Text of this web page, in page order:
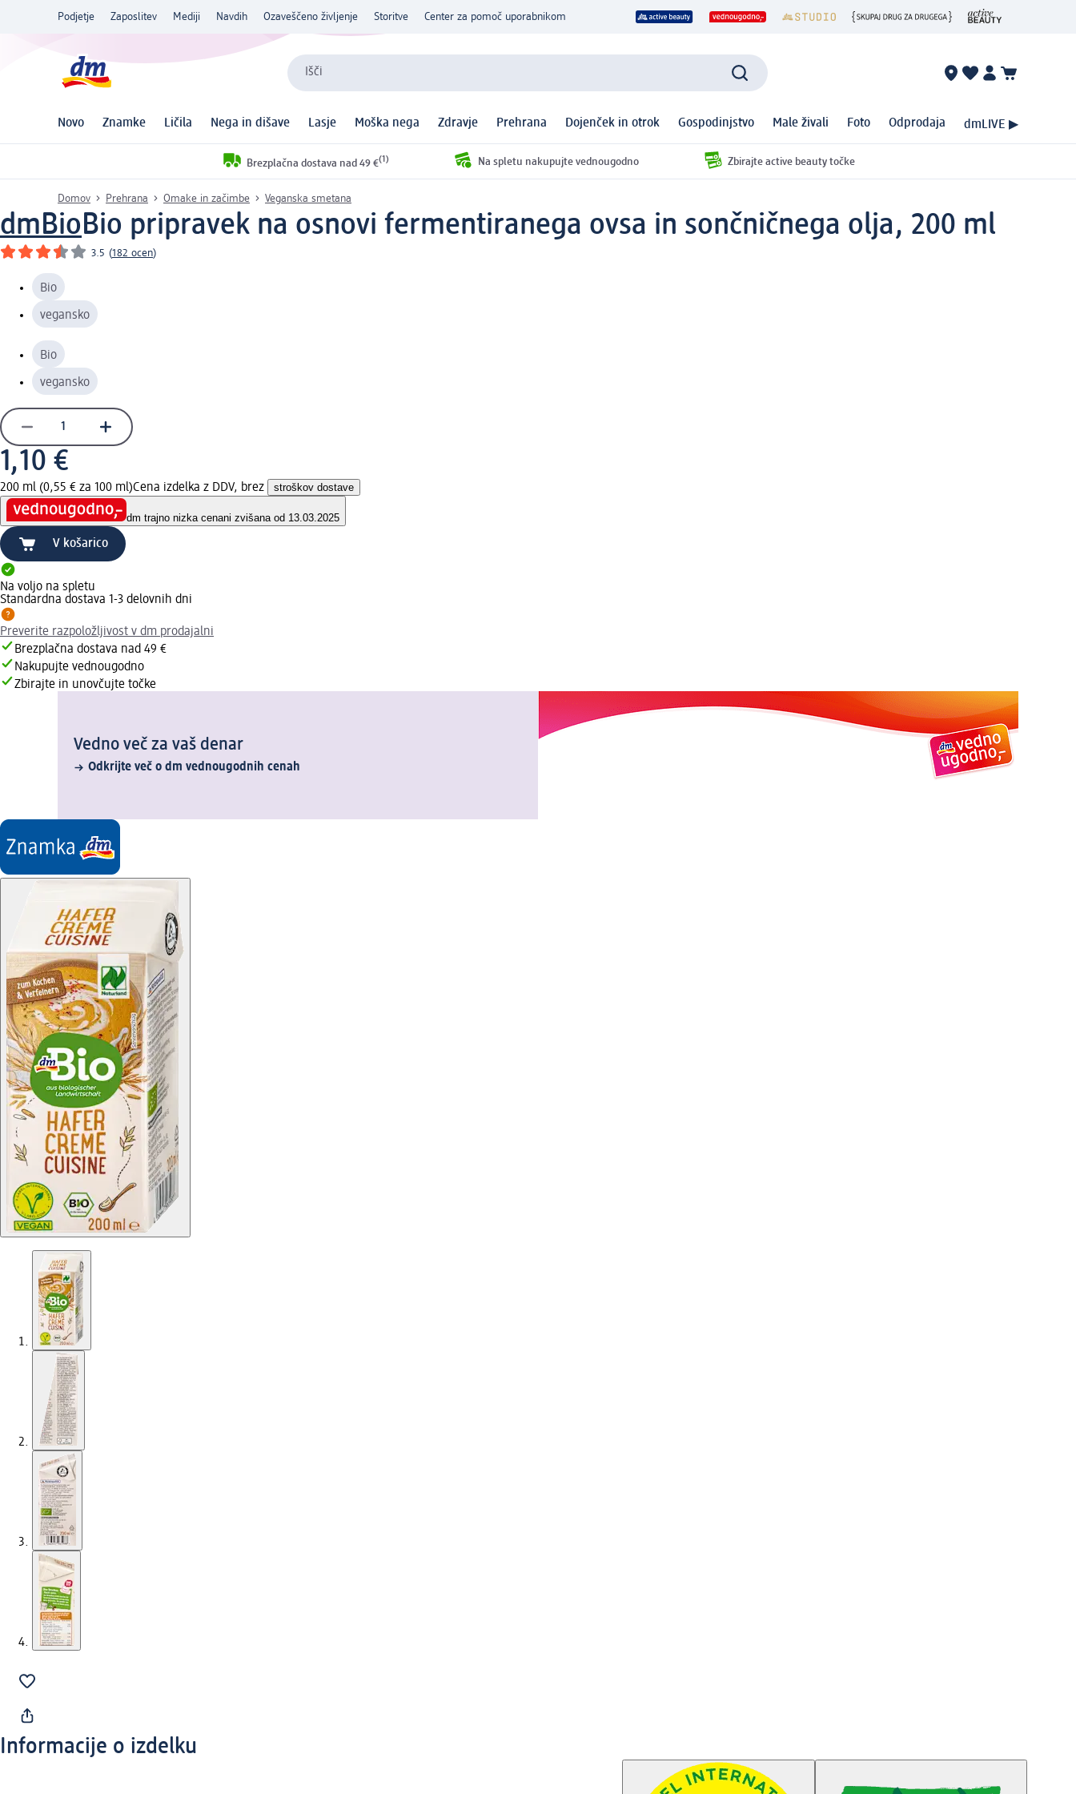
Podjetje Zaposlitev Mediji Navdih Ozaveščeno življenje Storitve Center za pomoč uporabnikom
Išči
Novo Znamke Ličila Nega in dišave Lasje Moška nega Zdravje Prehrana Dojenček in otrok Gospodinjstvo Male živali Foto Odprodaja dmLIVE ▶
Brezplačna dostava nad 49 €(1) Na spletu nakupujte vednougodno Zbirajte active beauty točke
Domov Prehrana Omake in začimbe Veganska smetana
dmBioBio pripravek na osnovi fermentiranega ovsa in sončničnega olja, 200 ml
3.5 (182 ocen)
Bio
vegansko
Bio
vegansko
1,10 €
200 ml (0,55 € za 100 ml)Cena izdelka z DDV, brez stroškov dostave
dm trajno nizka cenani zvišana od 13.03.2025
V košarico
Na voljo na spletu
Standardna dostava 1-3 delovnih dni
Preverite razpoložljivost v dm prodajalni
Brezplačna dostava nad 49 €
Nakupujte vednougodno
Zbirajte in unovčujte točke
Vedno več za vaš denar
Odkrijte več o dm vednougodnih cenah
Informacije o izdelku